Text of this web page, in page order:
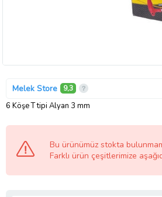
Melek Store 9,3
6 Köşe T tipi Alyan 3 mm
Bu ürünümüz stokta
Farklı ürün çeşitlerimize